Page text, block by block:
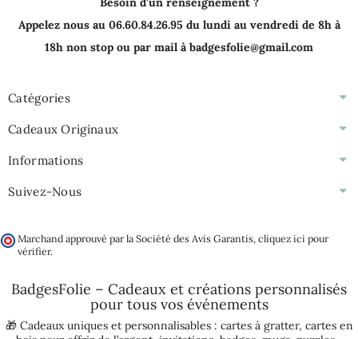
Appelez nous au 06.60.84.26.95 du lundi au vendredi de 8h à
18h non stop ou par mail à badgesfolie@gmail.com
Catégories
Cadeaux Originaux
Informations
Suivez-Nous
Marchand approuvé par la Société des Avis Garantis,cliquez ici pour
vérifier.
BadgesFolie – Cadeaux et créations personnalisés
pour tous vos événements
🎁 Cadeaux uniques et personnalisables : cartes à gratter, cartes en